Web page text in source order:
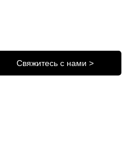
Свяжитесь с нами >